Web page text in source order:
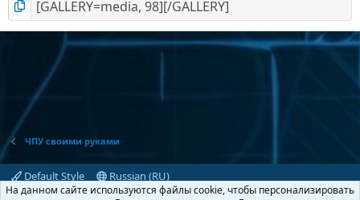
ЧПУ своими руками
Default Style
Russian (RU)
На данном сайте используются файлы cookie, чтобы персонализировать